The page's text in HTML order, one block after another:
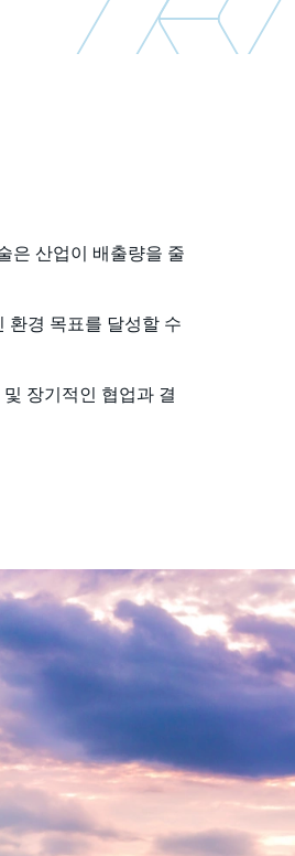
은 산업이 배출량을 줄
환경 목표를 달성할 수
장기적인 협업과 결